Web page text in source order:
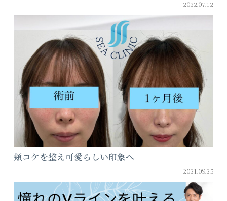
2022.07.12
頬コケを整え可愛らしい印象へ
2021.09.25